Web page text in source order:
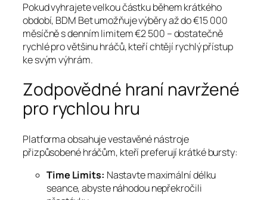
Pokud vyhrajete velkou částku během krátkého
období, BDM Bet umožňuje výběry až do €15 000
měsíčně s denním limitem €2 500 – dostatečně
rychlé pro většinu hráčů, kteří chtějí rychlý přístup
ke svým výhrám.
Zodpovědné hraní navržené
pro rychlou hru
Platforma obsahuje vestavěné nástroje
přizpůsobené hráčům, kteří preferují krátké bursty:
Time Limits: Nastavte maximální délku
seance, abyste náhodou nepřekročili